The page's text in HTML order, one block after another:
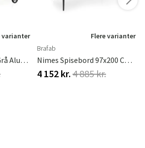
varianter
Leone Solsng Sort/Grå Aluminium Brafab
Flere varianter
Brafab
Nimes Spisebord 97x200 Cm Antracit Brafab
4 152 kr.4 885 kr.